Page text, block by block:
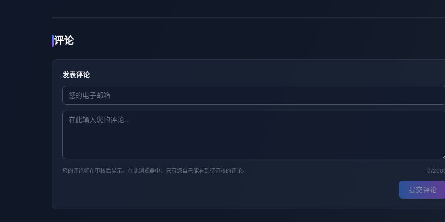
评论
发表评论
您的评论将在审核后显示。在此浏览器中，只有您自己能看到待审核的评论。 0/
提交评论